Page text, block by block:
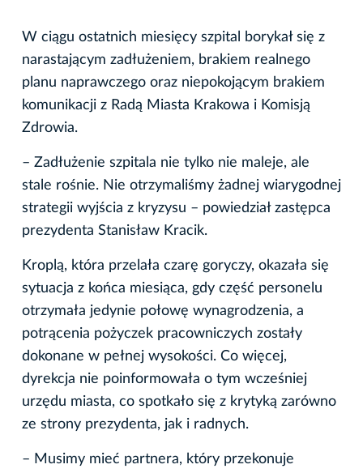
W ciągu ostatnich miesięcy szpital borykał się z
narastającym zadłużeniem, brakiem realnego
planu naprawczego oraz niepokojącym brakiem
komunikacji z Radą Miasta Krakowa i Komisją
Zdrowia.
– Zadłużenie szpitala nie tylko nie maleje, ale
stale rośnie. Nie otrzymaliśmy żadnej wiarygodnej
strategii wyjścia z kryzysu – powiedział zastępca
prezydenta Stanisław Kracik.
Kroplą, która przelała czarę goryczy, okazała się
sytuacja z końca miesiąca, gdy część personelu
otrzymała jedynie połowę wynagrodzenia, a
potrącenia pożyczek pracowniczych zostały
dokonane w pełnej wysokości. Co więcej,
dyrekcja nie poinformowała o tym wcześniej
urzędu miasta, co spotkało się z krytyką zarówno
ze strony prezydenta, jak i radnych.
– Musimy mieć partnera, który przekonuje